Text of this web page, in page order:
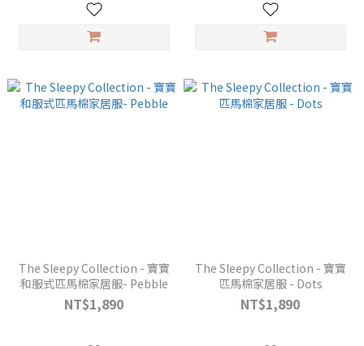
The Sleepy Collection - 寶寶
和服式匹馬棉家居服- Pebble
NT$1,890
The Sleepy Collection - 寶寶
匹馬棉家居服 - Dots
NT$1,890